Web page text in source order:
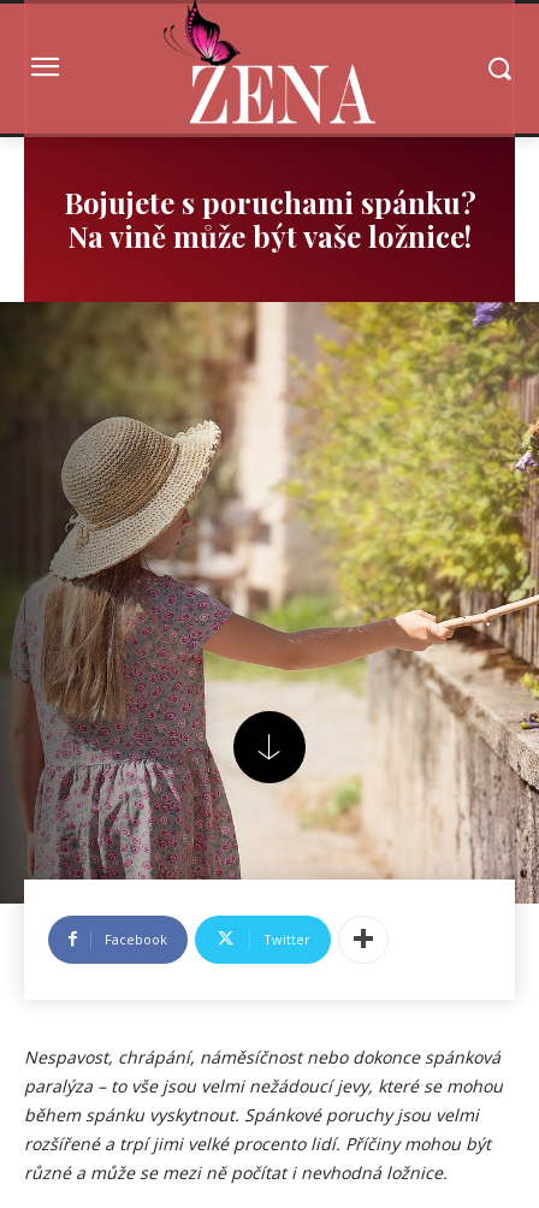
Bojujete s poruchami spánku?
Na vině může být vaše ložnice!
Facebook Twitter
Nespavost, chrápání, náměsíčnost nebo dokonce spánková
paralýza – to vše jsou velmi nežádoucí jevy, které se mohou
během spánku vyskytnout. Spánkové poruchy jsou velmi
rozšířené a trpí jimi velké procento lidí. Příčiny mohou být
různé a může se mezi ně počítat i nevhodná ložnice.